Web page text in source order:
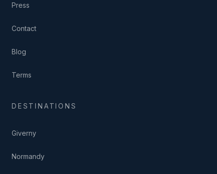
Press
Contact
Blog
Terms
DESTINATIONS
Giverny
Normandy